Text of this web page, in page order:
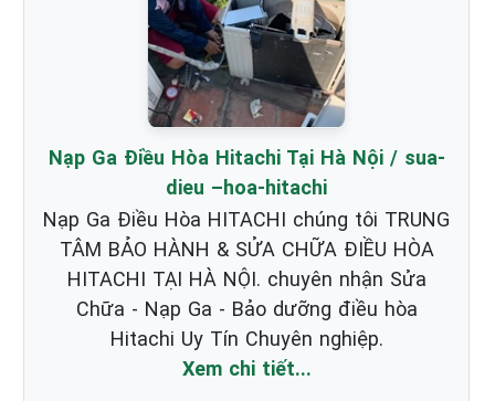
Nạp Ga Điều Hòa Hitachi Tại Hà Nội / sua-
dieu –hoa-hitachi
Nạp Ga Điều Hòa HITACHI chúng tôi TRUNG
TÂM BẢO HÀNH & SỬA CHỮA ĐIỀU HÒA
HITACHI TẠI HÀ NỘI. chuyên nhận Sửa
Chữa - Nạp Ga - Bảo dưỡng điều hòa
Hitachi Uy Tín Chuyên nghiệp.
Xem chi tiết...